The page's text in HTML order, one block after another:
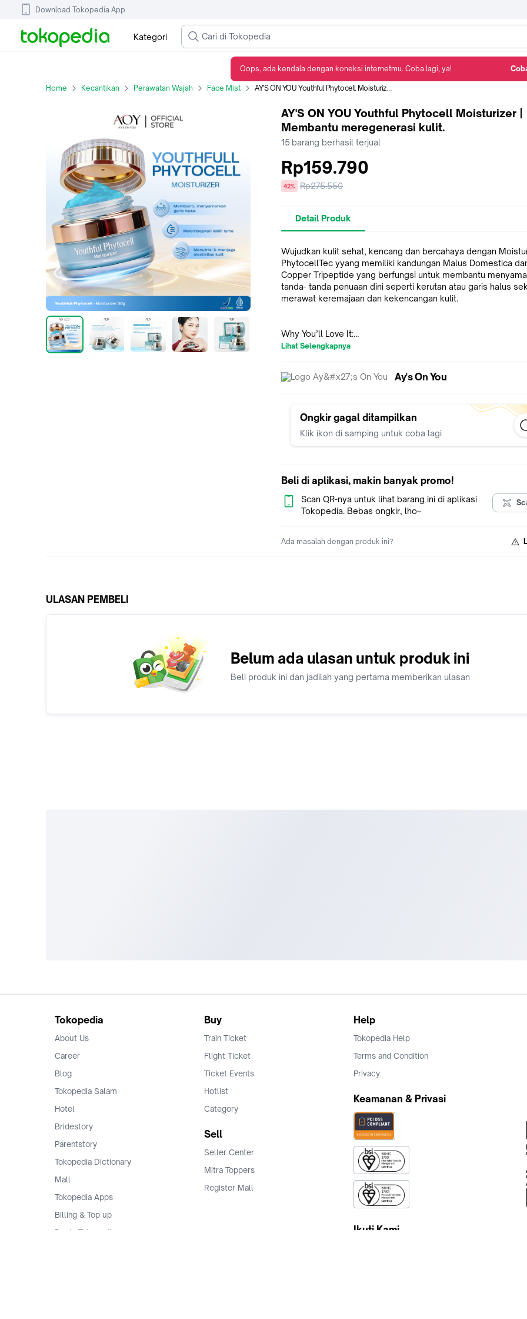
Download Tokopedia App
Kategori
Home Kecantikan Perawatan Wajah Face Mist AY'S ON YOU Youthful Phytocell Moisturizer | Membantu meregenerasi kulit.
AY'S ON YOU Youthful Phytocell Moisturizer |
Membantu meregenerasi kulit.
15 barang berhasil terjual
Rp159.790
diskon
42%
Harga
Rp275.550
Detail Produk
Wujudkan kulit sehat, kencang dan bercahaya dengan
PhytocellTec yyang memiliki kandungan Malus Domestica
Copper Tripeptide yang berfungsi untuk membantu
tanda- tanda penuaan dini seperti kerutan atau garis halus
merawat keremajaan dan kekencangan kulit.
Why You’ll Love It:
1. Melembapkan kulit secara merata tanpa rasa lengket.
iritasi, melindungi kulit dari radikal bebas .
Cara Penggunaan : Ambil secukupnya lalu aplikasikan secara
pada wajah dan leher, tunggu hingga meresap
Netto : 30 gr
No. BPOM : NA18242000754
Lihat Selengkapnya
Ay's On You
Ongkir gagal ditampilkan
Klik ikon di samping untuk coba lagi
Beli di aplikasi, makin banyak promo!
Scan QR-nya untuk lihat barang ini di aplikasi
Tokopedia. Bebas ongkir, lho~
Ada masalah dengan produk ini?
ULASAN PEMBELI
Belum ada ulasan untuk produk ini
Beli produk ini dan jadilah yang pertama memberikan ulasan
Tokopedia
About Us
Career
Blog
Tokopedia Salam
Hotel
Bridestory
Parentstory
Tokopedia Dictionary
Mall
Tokopedia Apps
Billing & Top up
Deals Tokopedia
Buy
Train Ticket
Flight Ticket
Ticket Events
Hotlist
Category
Sell
Seller Center
Mitra Toppers
Register Mall
Help
Tokopedia Help
Terms and Condition
Privacy
Keamanan & Privasi
Ikuti Kami
Oops, ada kendala dengan koneksi internetmu. Coba lagi, ya!